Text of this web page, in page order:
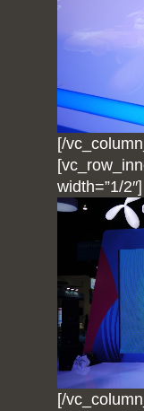
[/
width=”1/2″]
[/